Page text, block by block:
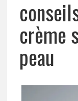
crème
peau